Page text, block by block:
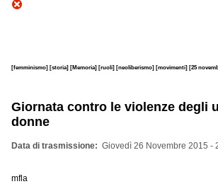
[femminismo] [storia] [Memoria] [ruoli] [neoliberismo] [movimenti] [25
Giornata contro le violenze degli
donne
Data di trasmissione Giovedì 26 Novembre 2015 -
mfla